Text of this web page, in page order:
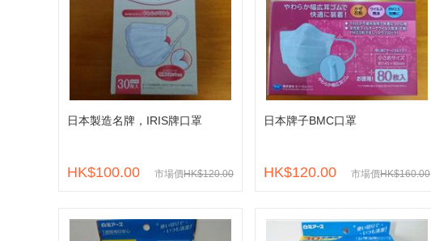
日本製造名牌，IRIS牌口罩
市場價HK$120.00
HK$100.00
日本牌子BMC口罩
市場價HK$160.00
HK$120.00